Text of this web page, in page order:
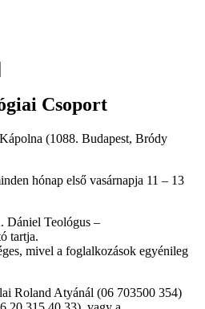
Csoport
(1088. Budapest, Bródy
hónap első vasárnapja 11 – 13
Dániel Teológus –
tartja.
mivel a foglalkozások egyénileg
Roland Atyánál (06 703500 354)